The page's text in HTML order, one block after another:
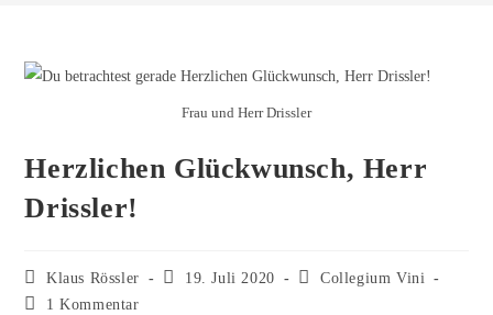
Frau und Herr Drissler
Herzlichen Glückwunsch, Herr
Drissler!
Beitrags-
Autor:
Klaus Rössler
Beitrag
19. Juli 2020
Beitrags-
Collegium Vini
Beitrags-
1 Kommentar